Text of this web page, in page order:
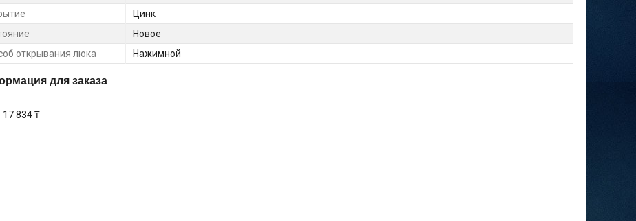
Цинк
Новое
открывания люка
Нажимной
для заказа
17 834 ₸